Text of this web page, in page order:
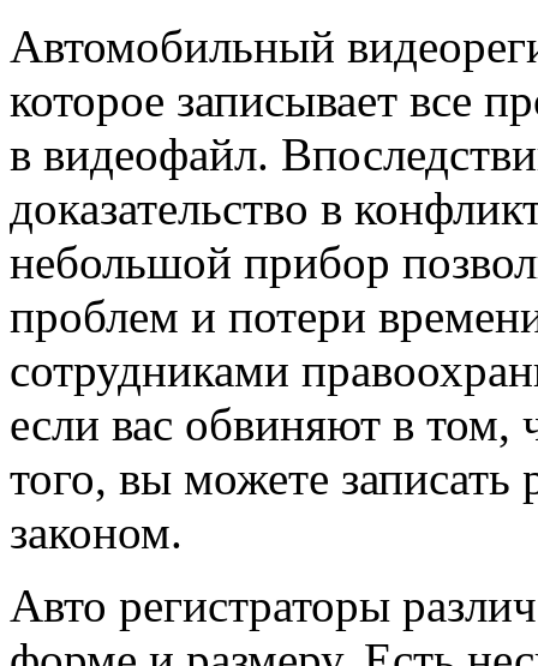
Автомобильный
которое записывает все
в видеофайл.
доказательство в
небольшой прибор
проблем и потери
сотрудниками
если вас обвиняют в том,
того, вы можете записать
законом.
Авто регистраторы